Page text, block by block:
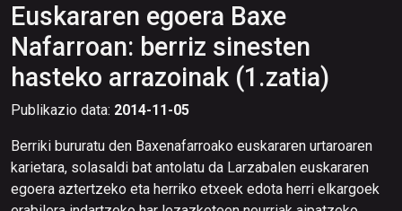
Euskararen egoera Baxe
Nafarroan: berriz sinesten
hasteko arrazoinak (1.zatia)
Publikazio data: 2014-11-05
Berriki bururatu den Baxenafarroako euskararen urtaroaren
karietara, solasaldi bat antolatu da Larzabalen euskararen
egoera aztertzeko eta herriko etxeek edota herri elkargoek